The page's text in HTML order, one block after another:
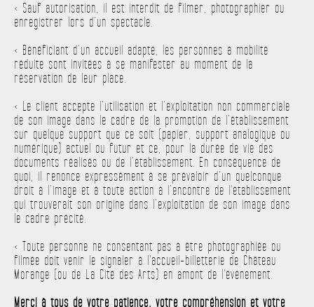
< Sauf autorisation, il est interdit de filmer, photographier ou
enregistrer lors d’un spectacle.
< Bénéficiant d’un accueil adapté, les personnes à mobilité
réduite sont invitées à se manifester au moment de la
réservation de leur place.
< Le client accepte l’utilisation et l’exploitation non commerciale
de son image dans le cadre de la promotion de l’établissement
sur quelque support que ce soit (papier, support analogique ou
numérique) actuel ou futur et ce, pour la durée de vie des
documents réalisés ou de l’établissement. En conséquence de
quoi, il renonce expressément à se prévaloir d’un quelconque
droit à l’image et à toute action à l’encontre de l'établissement
qui trouverait son origine dans l’exploitation de son image dans
le cadre précité.
< Toute personne ne consentant pas à être photographiée ou
filmée doit venir le signaler à l'accueil-billetterie de Château
Morange (ou de La Cité des Arts) en amont de l'événement.
Merci à tous de votre patience, votre compréhension et votre